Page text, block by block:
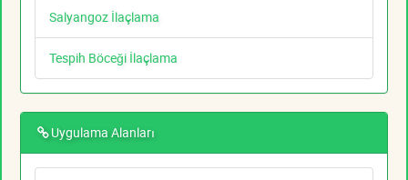
Salyangoz İlaçlama
Tespih Böceği İlaçlama
Uygulama Alanları